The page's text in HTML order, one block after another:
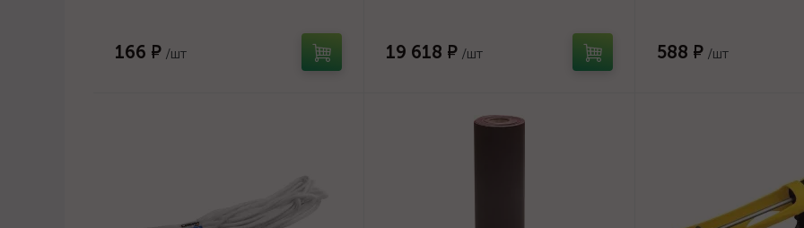
166 ₽ /шт 19 618 ₽ /шт 588 ₽ /шт